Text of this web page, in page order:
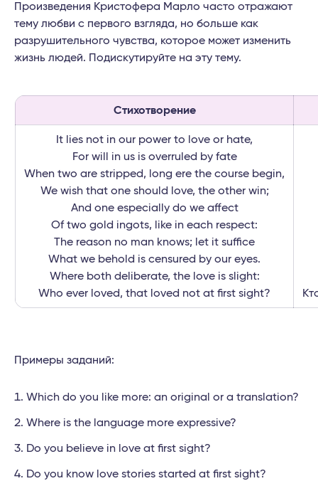
Произведения Кристофера Марло часто отражают
тему любви с первого взгляда, но больше как
разрушительного чувства, которое может изменить
жизнь людей. Подискутируйте на эту тему.
Стихотворение
It lies not in our power to love or hate,
For will in us is overruled by fate
When two are stripped, long ere the course begin,
We wish that one should love, the other win;
And one especially do we affect
Of two gold ingots, like in each respect:
The reason no man knows; let it suffice
What we behold is censured by our eyes.
Where both deliberate, the love is slight:
Who ever loved, that loved not at first sight?
Примеры заданий:
Which do you like more: an original or a translation?
Where is the language more expressive?
Do you believe in love at first sight?
Do you know love stories started at first sight?